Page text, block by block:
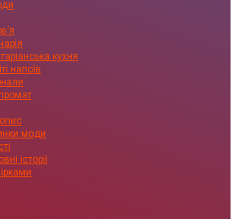
кухня
напоїв
моди
історії